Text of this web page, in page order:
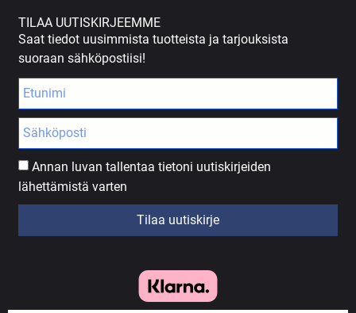
TILAA UUTISKIRJEEMME
Saat tiedot uusimmista tuotteista ja tarjouksista
suoraan sähköpostiisi!
Annan luvan tallentaa tietoni uutiskirjeiden
lähettämistä varten
Tilaa uutiskirje